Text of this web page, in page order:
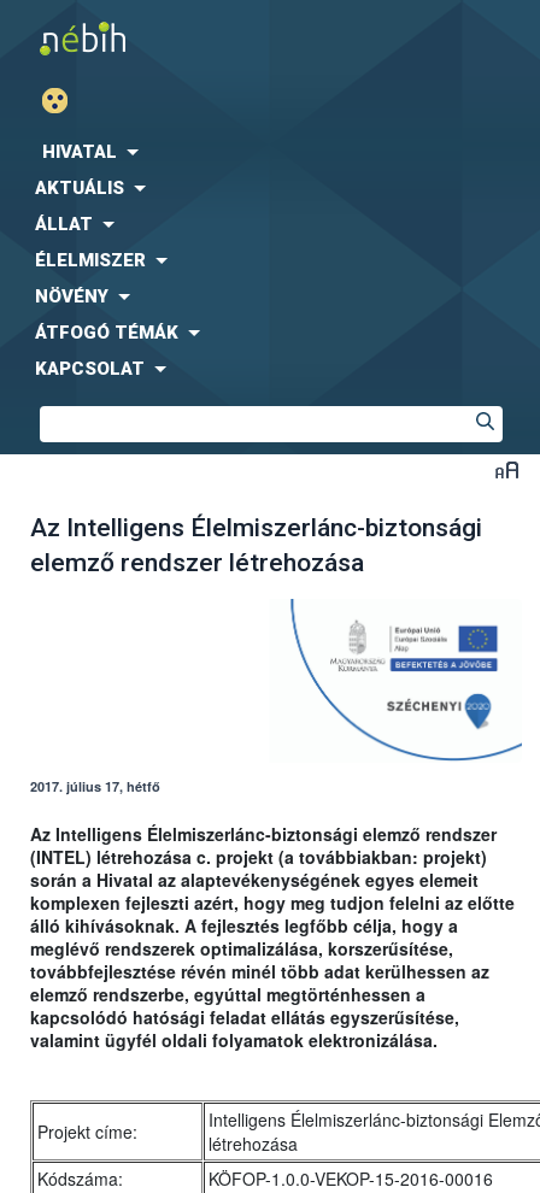
HIVATAL
AKTUÁLIS
ÁLLAT
ÉLELMISZER
NÖVÉNY
ÁTFOGÓ TÉMÁK
KAPCSOLAT
Az Intelligens Élelmiszerlánc-biztonsági
elemző rendszer létrehozása
2017. július 17, hétfő
Az Intelligens Élelmiszerlánc-biztonsági elemző rendszer
(INTEL) létrehozása c. projekt (a továbbiakban: projekt)
során a Hivatal az alaptevékenységének egyes elemeit
komplexen fejleszti azért, hogy meg tudjon felelni az előtte
álló kihívásoknak. A fejlesztés legfőbb célja, hogy a
meglévő rendszerek optimalizálása, korszerűsítése,
továbbfejlesztése révén minél több adat kerülhessen az
elemző rendszerbe, egyúttal megtörténhessen a
kapcsolódó hatósági feladat ellátás egyszerűsítése,
valamint ügyfél oldali folyamatok elektronizálása.
Projekt címe:
Intelligens Élelmiszerlánc-biztonsági
létrehozása
Kódszáma:
KÖFOP-1.0.0-VEKOP-15-2016-00016